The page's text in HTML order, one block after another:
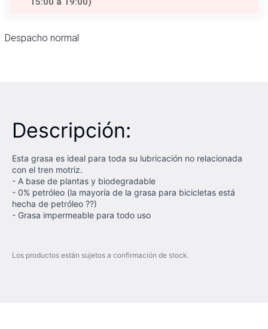
Despacho normal
Descripción:
Esta grasa es ideal para toda su lubricación no relacionada
con el tren motriz.
- A base de plantas y biodegradable
- 0% petróleo (la mayoría de la grasa para bicicletas está
hecha de petróleo ??)
- Grasa impermeable para todo uso
Los productos están sujetos a confirmación de stock.